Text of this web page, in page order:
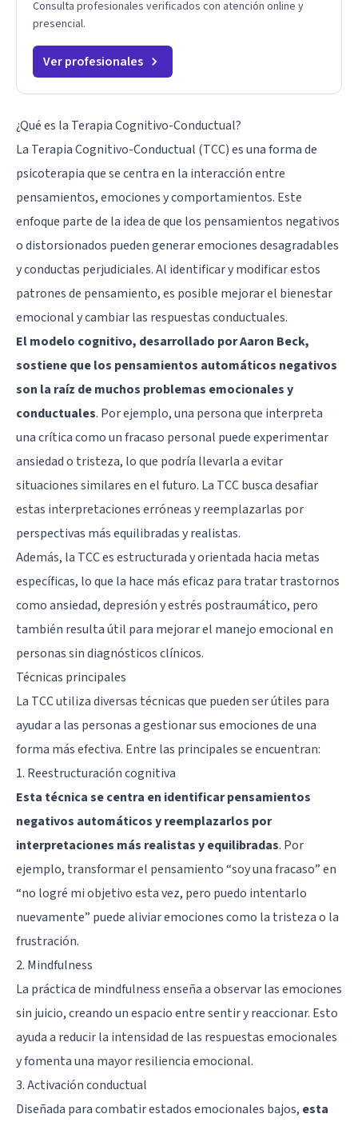
Consulta profesionales verificados con atención online y
presencial.
Ver profesionales
¿Qué es la Terapia Cognitivo-Conductual?
La Terapia Cognitivo-Conductual (TCC) es una forma de
psicoterapia que se centra en la interacción entre
pensamientos, emociones y comportamientos. Este
enfoque parte de la idea de que los pensamientos negativos
o distorsionados pueden generar emociones desagradables
y conductas perjudiciales. Al identificar y modificar estos
patrones de pensamiento, es posible mejorar el bienestar
emocional y cambiar las respuestas conductuales.
El modelo cognitivo, desarrollado por Aaron Beck,
sostiene que los pensamientos automáticos negativos
son la raíz de muchos problemas emocionales y
conductuales. Por ejemplo, una persona que interpreta
una crítica como un fracaso personal puede experimentar
ansiedad o tristeza, lo que podría llevarla a evitar
situaciones similares en el futuro. La TCC busca desafiar
estas interpretaciones erróneas y reemplazarlas por
perspectivas más equilibradas y realistas.
Además, la TCC es estructurada y orientada hacia metas
específicas, lo que la hace más eficaz para tratar trastornos
como ansiedad, depresión y estrés postraumático, pero
también resulta útil para mejorar el manejo emocional en
personas sin diagnósticos clínicos.
Técnicas principales
La TCC utiliza diversas técnicas que pueden ser útiles para
ayudar a las personas a gestionar sus emociones de una
forma más efectiva. Entre las principales se encuentran:
1. Reestructuración cognitiva
Esta técnica se centra en identificar pensamientos
negativos automáticos y reemplazarlos por
interpretaciones más realistas y equilibradas. Por
ejemplo, transformar el pensamiento “soy una fracaso” en
“no logré mi objetivo esta vez, pero puedo intentarlo
nuevamente” puede aliviar emociones como la tristeza o la
frustración.
2. Mindfulness
La práctica de mindfulness enseña a observar las emociones
sin juicio, creando un espacio entre sentir y reaccionar. Esto
ayuda a reducir la intensidad de las respuestas emocionales
y fomenta una mayor resiliencia emocional.
3. Activación conductual
Diseñada para combatir estados emocionales bajos, esta